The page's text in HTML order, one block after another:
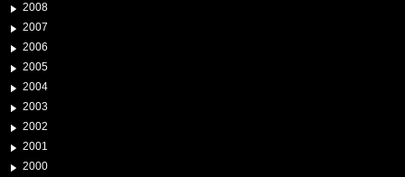
2008
2007
2006
2005
2004
2003
2002
2001
2000